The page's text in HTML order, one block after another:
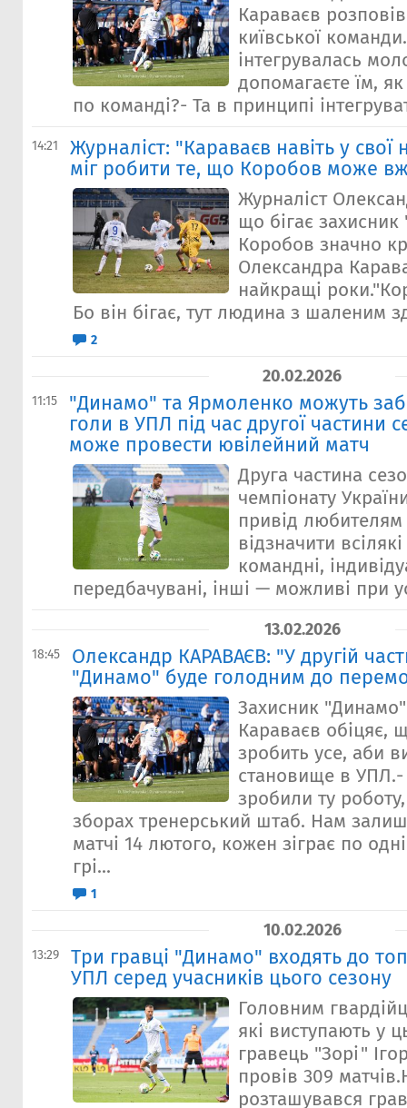
Караваєв
київської
інтегрувалась
допомагаєте їм,
по команді?- Та в принципі
14:21
Журналіст: "Караваєв навіть у
міг робити те, що Коробов може
Журналіст
що бігає
Коробов значно
Олександра
найкращі
Бо він бігає, тут людина з шаленим
2
20.02.2026
11:15
"Динамо" та Ярмоленко можуть
голи в УПЛ під час другої частини
може провести ювілейний матч
Друга частина
чемпіонату
привід любителям
відзначити
командні,
передбачувані, інші — можливі при
13.02.2026
18:45
Олександр КАРАВАЄВ: "У другій
"Динамо" буде голодним до
Захисник
Караваєв обіцяє,
зробить усе, аби
становище в
зробили ту
зборах тренерський штаб. Нам
матчі 14 лютого, кожен зіграє по
грі...
1
10.02.2026
13:29
Три гравці "Динамо" входять до
УПЛ серед учасників цього сезону
Головним
які виступають у
гравець "Зорі"
провів 309
розташувався